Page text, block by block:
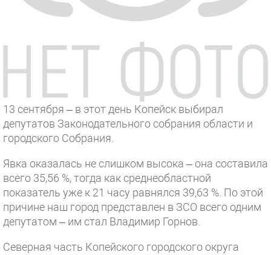
13 сентября – в этот день Копейск выбирал
депутатов Законодательного собрания области и
городского Собрания.
Явка оказалась не слишком высока – она составила
всего 35,56 %, тогда как среднеобластной
показатель уже к 21 часу равнялся 39,63 %. По этой
причине наш город представлен в ЗСО всего одним
депутатом – им стал Владимир Горнов.
Северная часть Копейского городского округа